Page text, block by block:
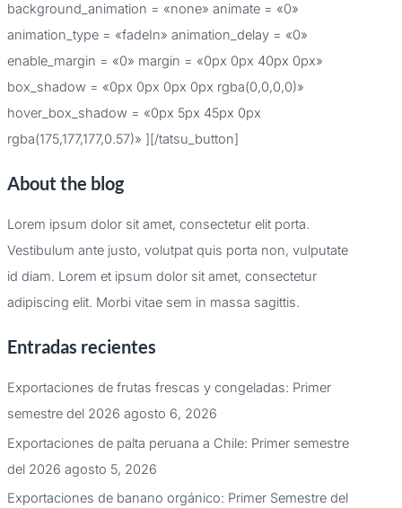
background_animation = «none» animate = «0»
animation_type = «fadeIn» animation_delay = «0»
enable_margin = «0» margin = «0px 0px 40px 0px»
box_shadow = «0px 0px 0px 0px rgba(0,0,0,0)»
hover_box_shadow = «0px 5px 45px 0px
rgba(175,177,177,0.57)» ][/tatsu_button]
About the blog
Lorem ipsum dolor sit amet, consectetur elit porta.
Vestibulum ante justo, volutpat quis porta non, vulputate
id diam. Lorem et ipsum dolor sit amet, consectetur
adipiscing elit. Morbi vitae sem in massa sagittis.
Entradas recientes
Exportaciones de frutas frescas y congeladas: Primer
semestre del 2026 agosto 6, 2026
Exportaciones de palta peruana a Chile: Primer semestre
del 2026 agosto 5, 2026
Exportaciones de banano orgánico: Primer Semestre del